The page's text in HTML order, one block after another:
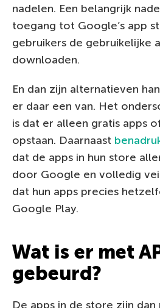
nadelen. Een belangrijk
toegang tot Google’s app
gebruikers de gebruikelijke
downloaden.
En dan zijn alternatieven
er daar een van. Het
is dat er alleen gratis apps
opstaan. Daarnaast
dat de apps in hun store
door Google en volledig
dat hun apps precies
Google Play.
Wat is er met
gebeurd?
De apps in de store zijn